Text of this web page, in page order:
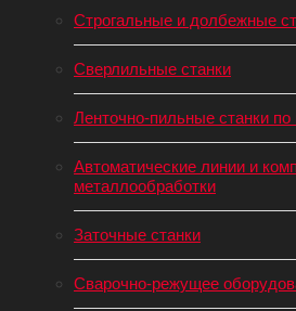
Строгальные и долбежные
Сверлильные станки
Ленточно-пильные станки
Автоматические линии и
металлообработки
Заточные станки
Сварочно-режущее